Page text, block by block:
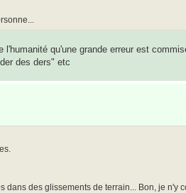
qu'une grande erreur est
des ders" etc
dans des glissements de terrain... Bon, je